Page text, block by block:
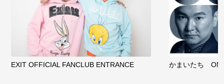
EXIT OFFICIAL FANCLUB ENTRANCE かまいたち